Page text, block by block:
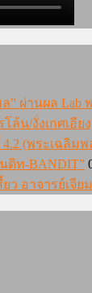
” ผ่านผล Lab
ล้น/งั่งเกศเอีย
(พระเฉลิมพ
ดิท-BANDIT”
ว อาจารย์เจี